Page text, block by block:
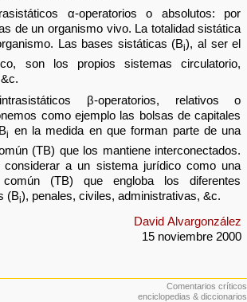
α-operatorios o absolutos: por
de un organismo vivo. La totalidad sistática
Las bases sistáticas (Bi), al ser el
son los propios sistemas circulatorio,
β-operatorios, relativos o
como ejemplo las bolsas de capitales
i en la medida en que forman parte de una
(TB) que los mantiene interconectados.
a un sistema jurídico como una
común (TB) que engloba los diferentes
(Bi), penales, civiles, administrativas, &c.
David Alvargonzález
15 noviembre 2000
Comentarios críticos
enciclopedias & diccionarios